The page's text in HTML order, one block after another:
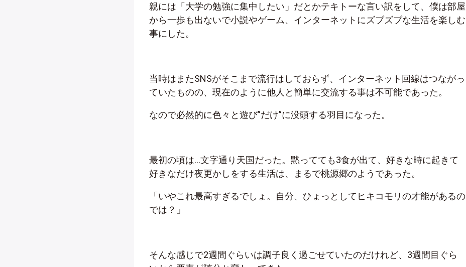
親には「大学の勉強に集中したい」だとかテキトーな言い訳をして、僕は部屋
から一歩も出ないで小説やゲーム、インターネットにズブズブな生活を楽しむ
事にした。
当時はまたSNSがそこまで流行はしておらず、インターネット回線はつながっ
ていたものの、現在のように他人と簡単に交流する事は不可能であった。
なので必然的に色々と遊び”だけ”に没頭する羽目になった。
最初の頃は…文字通り天国だった。黙ってても3食が出て、好きな時に起きて
好きなだけ夜更かしをする生活は、まるで桃源郷のようであった。
「いやこれ最高すぎるでしょ。自分、ひょっとしてヒキコモリの才能があるの
では？」
そんな感じで2週間ぐらいは調子良く過ごせていたのだけれど、3週間目ぐら